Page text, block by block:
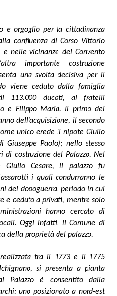
e orgoglio per la cittadinanza
confluenza di Corso Vittorio
e nelle vicinanze del Convento
importante costruzione
una svolta decisiva per il
viene ceduto dalla famiglia
113.000 ducati, ai fratelli
e Filippo Maria. Il primo dei
dell’acquisizione, il secondo
unico erede il nipote Giulio
Giuseppe Paolo); nello stesso
di costruzione del Palazzo. Nel
Cesare, il palazzo fu
i quali condurranno le
del dopoguerra, periodo in cui
e ceduto a privati, mentre solo
hanno cercato di
Oggi infatti, il Comune di
della proprietà del palazzo.
realizzata tra il 1773 e il 1775
si presenta a pianta
al Palazzo è consentito dalla
uno posizionato a nord-est